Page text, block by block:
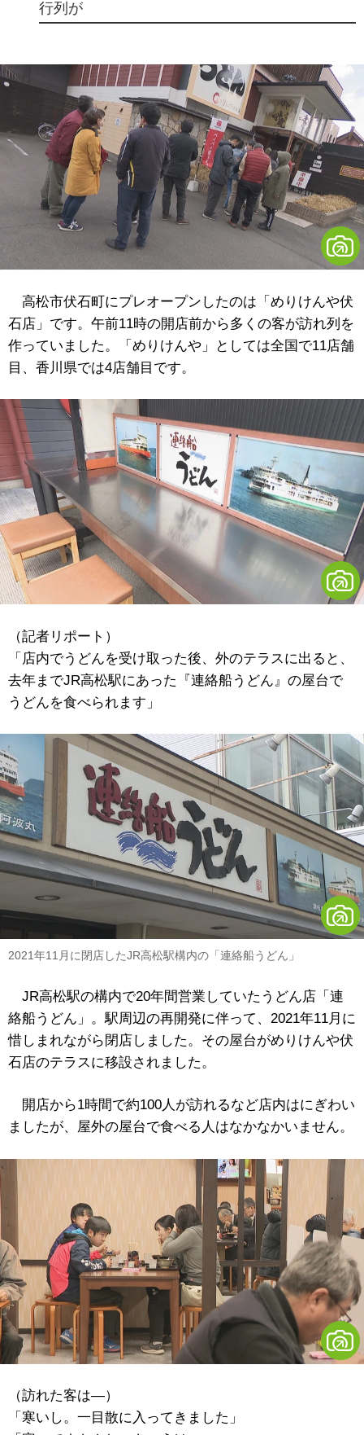
行列が
高松市伏石町にプレオープンしたのは「めりけんや伏
石店」です。午前11時の開店前から多くの客が訪れ列を
作っていました。「めりけんや」としては全国で11店舗
目、香川県では4店舗目です。
（記者リポート）
「店内でうどんを受け取った後、外のテラスに出ると、
去年までJR高松駅にあった『連絡船うどん』の屋台で
うどんを食べられます」
2021年11月に閉店したJR高松駅構内の「連絡船うどん」
JR高松駅の構内で20年間営業していたうどん店「連
絡船うどん」。駅周辺の再開発に伴って、2021年11月に
惜しまれながら閉店しました。その屋台がめりけんや伏
石店のテラスに移設されました。
開店から1時間で約100人が訪れるなど店内はにぎわい
ましたが、屋外の屋台で食べる人はなかなかいません。
（訪れた客は―）
「寒いし。一目散に入ってきました」